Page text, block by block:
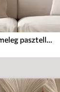
Absztrakt ginkgólevelek meleg pasztell színekben